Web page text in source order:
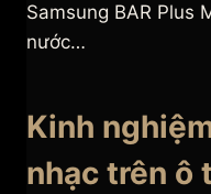
Samsung BAR Plus
nước…
Kinh
nhạc trên ô